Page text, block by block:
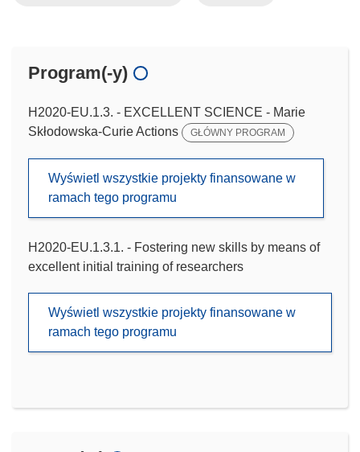
Program(-y)
H2020-EU.1.3. - EXCELLENT SCIENCE - Marie
Skłodowska-Curie Actions
GŁÓWNY PROGRAM
Wyświetl wszystkie projekty finansowane w
ramach tego programu
H2020-EU.1.3.1. - Fostering new skills by means of
excellent initial training of researchers
Wyświetl wszystkie projekty finansowane w
ramach tego programu